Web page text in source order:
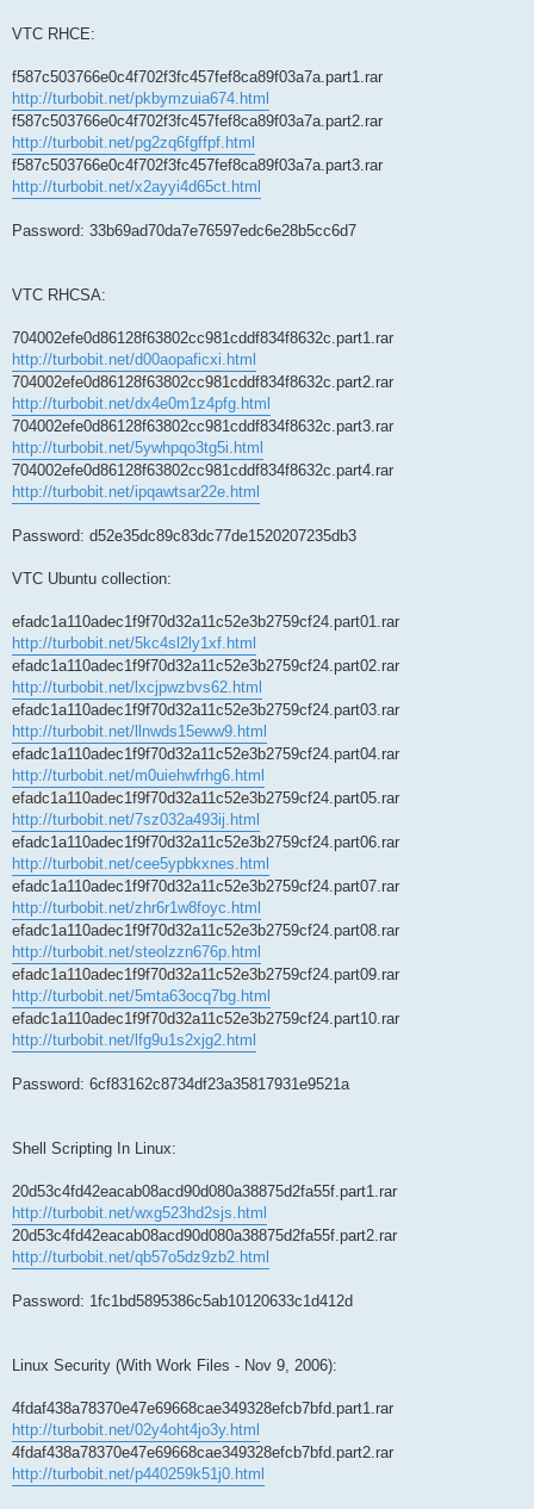
VTC RHCE:
f587c503766e0c4f702f3fc457fef8ca89f03a7a.part1.rar
http://turbobit.net/pkbymzuia674.html
f587c503766e0c4f702f3fc457fef8ca89f03a7a.part2.rar
http://turbobit.net/pg2zq6fgffpf.html
f587c503766e0c4f702f3fc457fef8ca89f03a7a.part3.rar
http://turbobit.net/x2ayyi4d65ct.html
Password: 33b69ad70da7e76597edc6e28b5cc6d7
VTC RHCSA:
704002efe0d86128f63802cc981cddf834f8632c.part1.rar
http://turbobit.net/d00aopaficxi.html
704002efe0d86128f63802cc981cddf834f8632c.part2.rar
http://turbobit.net/dx4e0m1z4pfg.html
704002efe0d86128f63802cc981cddf834f8632c.part3.rar
http://turbobit.net/5ywhpqo3tg5i.html
704002efe0d86128f63802cc981cddf834f8632c.part4.rar
http://turbobit.net/ipqawtsar22e.html
Password: d52e35dc89c83dc77de1520207235db3
VTC Ubuntu collection:
efadc1a110adec1f9f70d32a11c52e3b2759cf24.part01.rar
http://turbobit.net/5kc4sl2ly1xf.html
efadc1a110adec1f9f70d32a11c52e3b2759cf24.part02.rar
http://turbobit.net/lxcjpwzbvs62.html
efadc1a110adec1f9f70d32a11c52e3b2759cf24.part03.rar
http://turbobit.net/llnwds15eww9.html
efadc1a110adec1f9f70d32a11c52e3b2759cf24.part04.rar
http://turbobit.net/m0uiehwfrhg6.html
efadc1a110adec1f9f70d32a11c52e3b2759cf24.part05.rar
http://turbobit.net/7sz032a493ij.html
efadc1a110adec1f9f70d32a11c52e3b2759cf24.part06.rar
http://turbobit.net/cee5ypbkxnes.html
efadc1a110adec1f9f70d32a11c52e3b2759cf24.part07.rar
http://turbobit.net/zhr6r1w8foyc.html
efadc1a110adec1f9f70d32a11c52e3b2759cf24.part08.rar
http://turbobit.net/steolzzn676p.html
efadc1a110adec1f9f70d32a11c52e3b2759cf24.part09.rar
http://turbobit.net/5mta63ocq7bg.html
efadc1a110adec1f9f70d32a11c52e3b2759cf24.part10.rar
http://turbobit.net/lfg9u1s2xjg2.html
Password: 6cf83162c8734df23a35817931e9521a
Shell Scripting In Linux:
20d53c4fd42eacab08acd90d080a38875d2fa55f.part1.rar
http://turbobit.net/wxg523hd2sjs.html
20d53c4fd42eacab08acd90d080a38875d2fa55f.part2.rar
http://turbobit.net/qb57o5dz9zb2.html
Password: 1fc1bd5895386c5ab10120633c1d412d
Linux Security (With Work Files - Nov 9, 2006):
4fdaf438a78370e47e69668cae349328efcb7bfd.part1.rar
http://turbobit.net/02y4oht4jo3y.html
4fdaf438a78370e47e69668cae349328efcb7bfd.part2.rar
http://turbobit.net/p440259k51j0.html